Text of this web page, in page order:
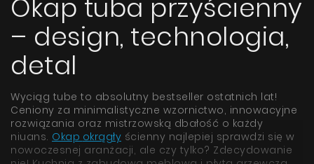
Okap tuba przyścienny
– design, technologia,
detal
Wyciąg tube to absolutny bestseller ostatnich lat!
Ceniony za minimalistyczne wzornictwo, innowacyjne
rozwiązania oraz mistrzowską dbałość o każdy
niuans. Okap okrągły ścienny najlepiej sprawdzi się w
nowoczesnej aranżacji, ale czy tylko? Zdecydowanie